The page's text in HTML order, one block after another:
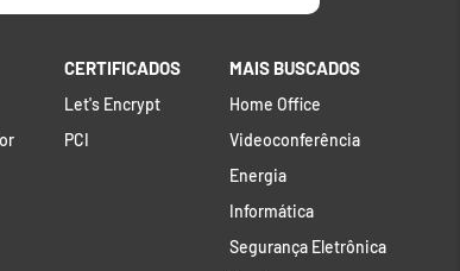
CERTIFICADOS
Let's Encrypt
PCI
MAIS BUSCADOS
Home Office
Videoconferência
Energia
Informática
Segurança Eletrônica